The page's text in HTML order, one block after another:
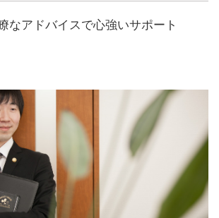
なアドバイスで心強いサポート